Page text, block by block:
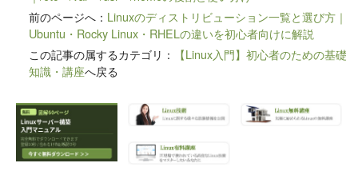
前のページへ： Linuxのディストリビューション一覧と選び方｜
Ubuntu・Rocky Linux・RHELの違いを初心者向けに解説
この記事の属するカテゴリ：
【Linux入門】初心者のための基礎
知識・講座へ戻る